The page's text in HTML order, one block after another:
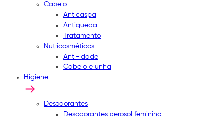
Cabelo
Anticaspa
Antiqueda
Tratamento
Nutricosméticos
Anti-idade
Cabelo e unha
Higiene
Desodorantes
Desodorantes aerosol feminino